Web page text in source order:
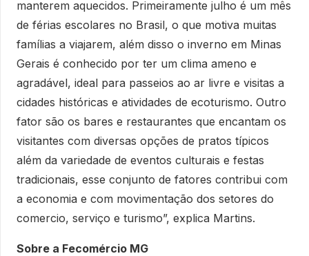
manterem aquecidos. Primeiramente julho é um mês
de férias escolares no Brasil, o que motiva muitas
famílias a viajarem, além disso o inverno em Minas
Gerais é conhecido por ter um clima ameno e
agradável, ideal para passeios ao ar livre e visitas a
cidades históricas e atividades de ecoturismo. Outro
fator são os bares e restaurantes que encantam os
visitantes com diversas opções de pratos típicos
além da variedade de eventos culturais e festas
tradicionais, esse conjunto de fatores contribui com
a economia e com movimentação dos setores do
comercio, serviço e turismo”, explica Martins.
Sobre a Fecomércio MG